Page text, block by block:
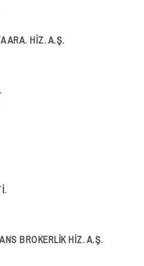
ARA. HİZ. A.Ş.
BROKERLİK HİZ. A.Ş.